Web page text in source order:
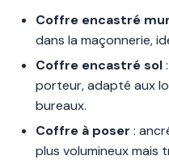
Coffre encastré
dans la maçonnerie,
Coffre encastré sol
porteur, adapté aux
bureaux.
Coffre à poser :
plus volumineux mais